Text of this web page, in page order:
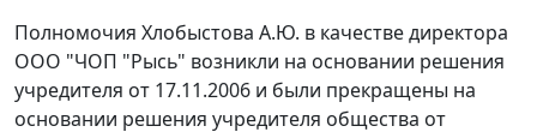
Полномочия Хлобыстова А.Ю. в качестве директора
ООО "ЧОП "Рысь" возникли на основании решения
учредителя от 17.11.2006 и были прекращены на
основании решения учредителя общества от